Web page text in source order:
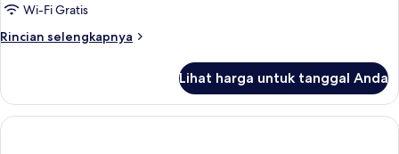
Wi-Fi Gratis
Rincian selengkapnya
Rincian
Kamar
Standar
Lihat harga untuk tanggal Anda